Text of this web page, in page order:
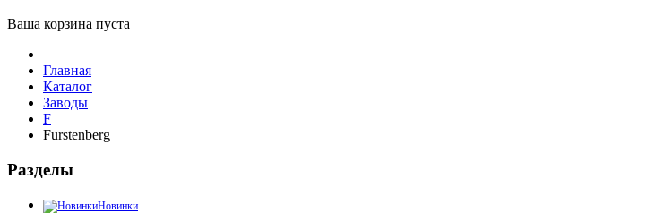
Ваша корзина пуста
Главная
Каталог
Заводы
F
Furstenberg
Разделы
Новинки